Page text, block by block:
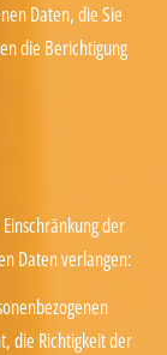
Daten, die Sie
die Berichtigung
der
Daten verlangen:
die Richtigkeit der